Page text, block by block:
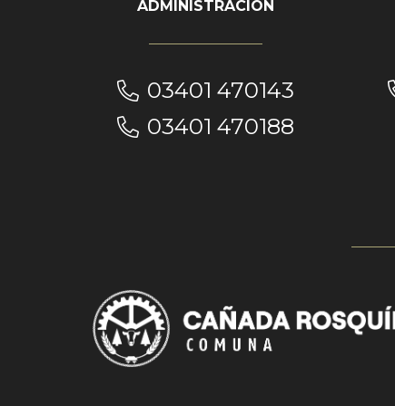
ADMINISTRACIÓN
03401 470143
03401 470188